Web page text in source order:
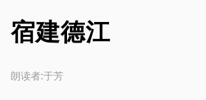
宿建德江
朗读者:于芳